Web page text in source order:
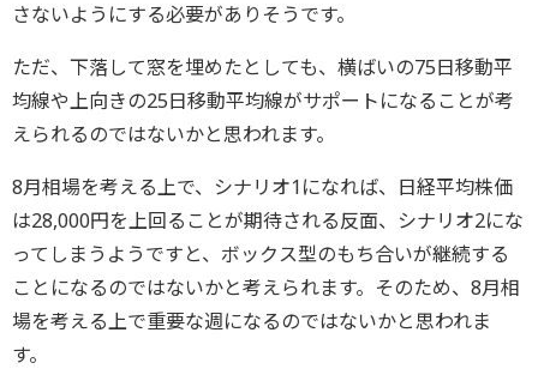
さないようにする必要がありそうです。
ただ、下落して窓を埋めたとしても、横ばいの75日移動平
均線や上向きの25日移動平均線がサポートになることが考
えられるのではないかと思われます。
8月相場を考える上で、シナリオ1になれば、日経平均株価
は28,000円を上回ることが期待される反面、シナリオ2にな
ってしまうようですと、ボックス型のもち合いが継続する
ことになるのではないかと考えられます。そのため、8月相
場を考える上で重要な週になるのではないかと思われま
す。